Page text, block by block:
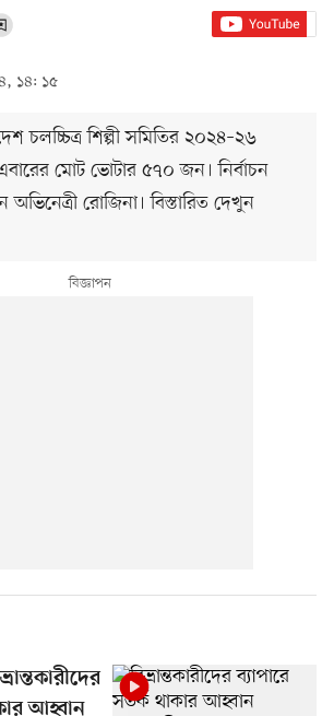
১৪: ১৫
চলচ্চিত্র শিল্পী সমিতির ২০২৪–২৬
এবারের মোট ভোটার ৫৭০ জন। নির্বাচন
রোজিনা। বিস্তারিত দেখুন
আহ্বান